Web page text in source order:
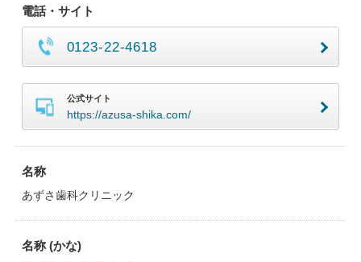
電話・サイト
0123-22-4618
公式サイト
https://azusa-shika.com/
名称
あずさ歯科クリニック
名称 (かな)